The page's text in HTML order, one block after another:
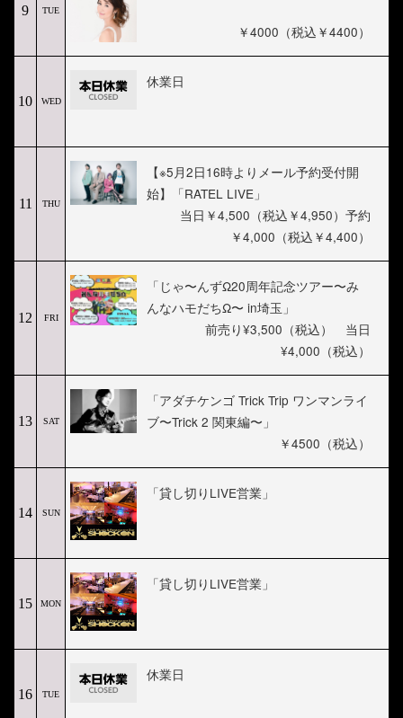
9 TUE
￥4000（税込￥4400）
10 WED
休業日
11 THU
【※5月2日16時よりメール予約受付開
始】「RATEL LIVE」
当日￥4,500（税込￥4,950）予約
￥4,000（税込￥4,400）
12 FRI
「じゃ〜んずΩ20周年記念ツアー〜み
んなハモだちΩ〜 in埼玉」
前売り¥3,500（税込） 当日
¥4,000（税込）
13 SAT
「アダチケンゴ Trick Trip ワンマンライ
ブ〜Trick 2 関東編〜」
￥4500（税込）
14 SUN
「貸し切りLIVE営業」
15 MON
「貸し切りLIVE営業」
16 TUE
休業日